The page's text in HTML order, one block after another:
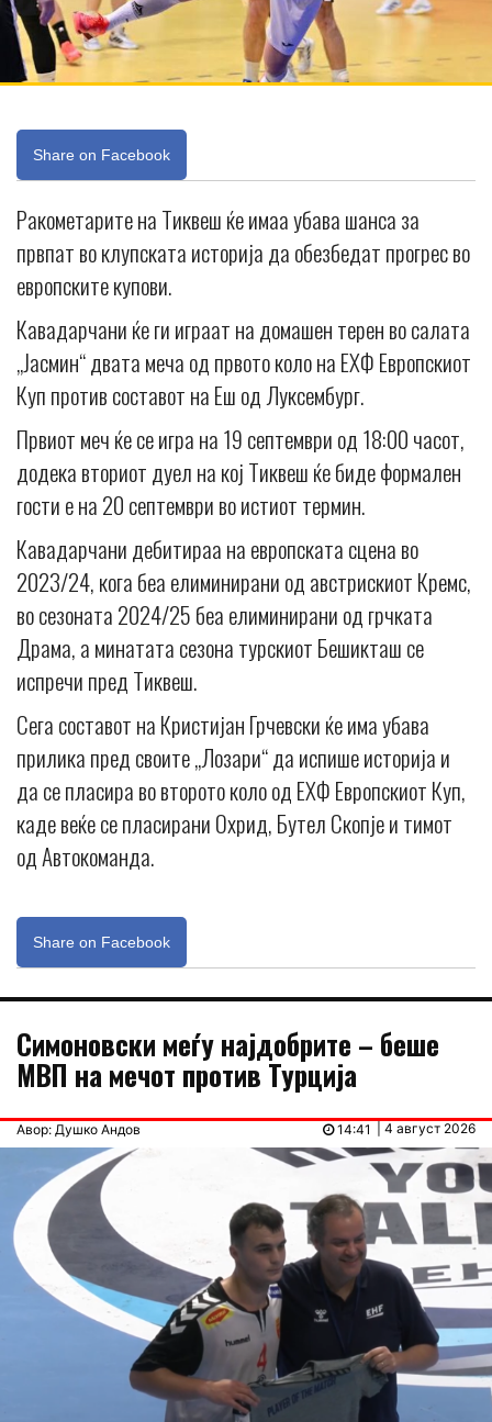
Share on Facebook
Ракометарите на Тиквеш ќе имаа убава шанса за
првпат во клупската историја да обезбедат прогрес во
европските купови.
Кавадарчани ќе ги играат на домашен терен во салата
„Јасмин“ двата меча од првото коло на ЕХФ Европскиот
Куп против составот на Еш од Луксембург.
Првиот меч ќе се игра на 19 септември од 18:00 часот,
додека вториот дуел на кој Тиквеш ќе биде формален
гости е на 20 септември во истиот термин.
Кавадарчани дебитираа на европската сцена во
2023/24, кога беа елиминирани од австрискиот Кремс,
во сезоната 2024/25 беа елиминирани од грчката
Драма, а минатата сезона турскиот Бешикташ се
испречи пред Тиквеш.
Сега составот на Кристијан Грчевски ќе има убава
прилика пред своите „Лозари“ да испише историја и
да се пласира во второто коло од ЕХФ Европскиот Куп,
каде веќе се пласирани Охрид, Бутел Скопје и тимот
од Автокоманда.
Share on Facebook
Симоновски меѓу најдобрите – беше
МВП на мечот против Турција
Авор: Душко Андов | 4 август 2026
14:41